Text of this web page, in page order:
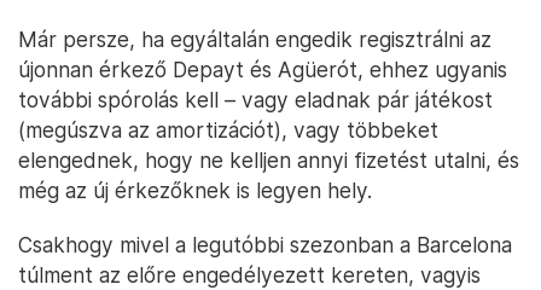
Már persze, ha egyáltalán engedik regisztrálni az
újonnan érkező Depayt és Agüerót, ehhez ugyanis
további spórolás kell – vagy eladnak pár játékost
(megúszva az amortizációt), vagy többeket
elengednek, hogy ne kelljen annyi fizetést utalni, és
még az új érkezőknek is legyen hely.
Csakhogy mivel a legutóbbi szezonban a Barcelona
túlment az előre engedélyezett kereten, vagyis